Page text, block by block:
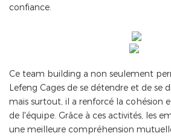
confiance.
Ce team building a non seulement
Lefeng Cages de se détendre et de se
mais surtout, il a renforcé la cohésion
de l'équipe. Grâce à ces activités, les
une meilleure compréhension